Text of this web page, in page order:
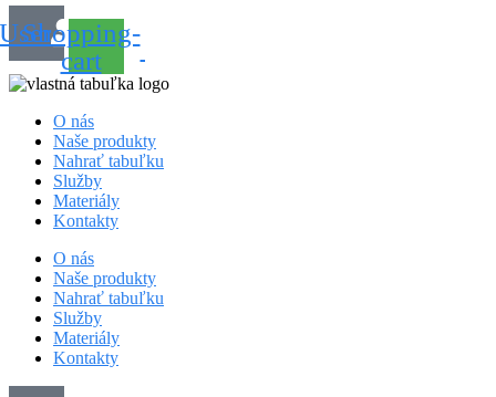
Shopping-
cart
O nás
Naše produkty
Nahrať tabuľku
Služby
Materiály
Kontakty
O nás
Naše produkty
Nahrať tabuľku
Služby
Materiály
Kontakty